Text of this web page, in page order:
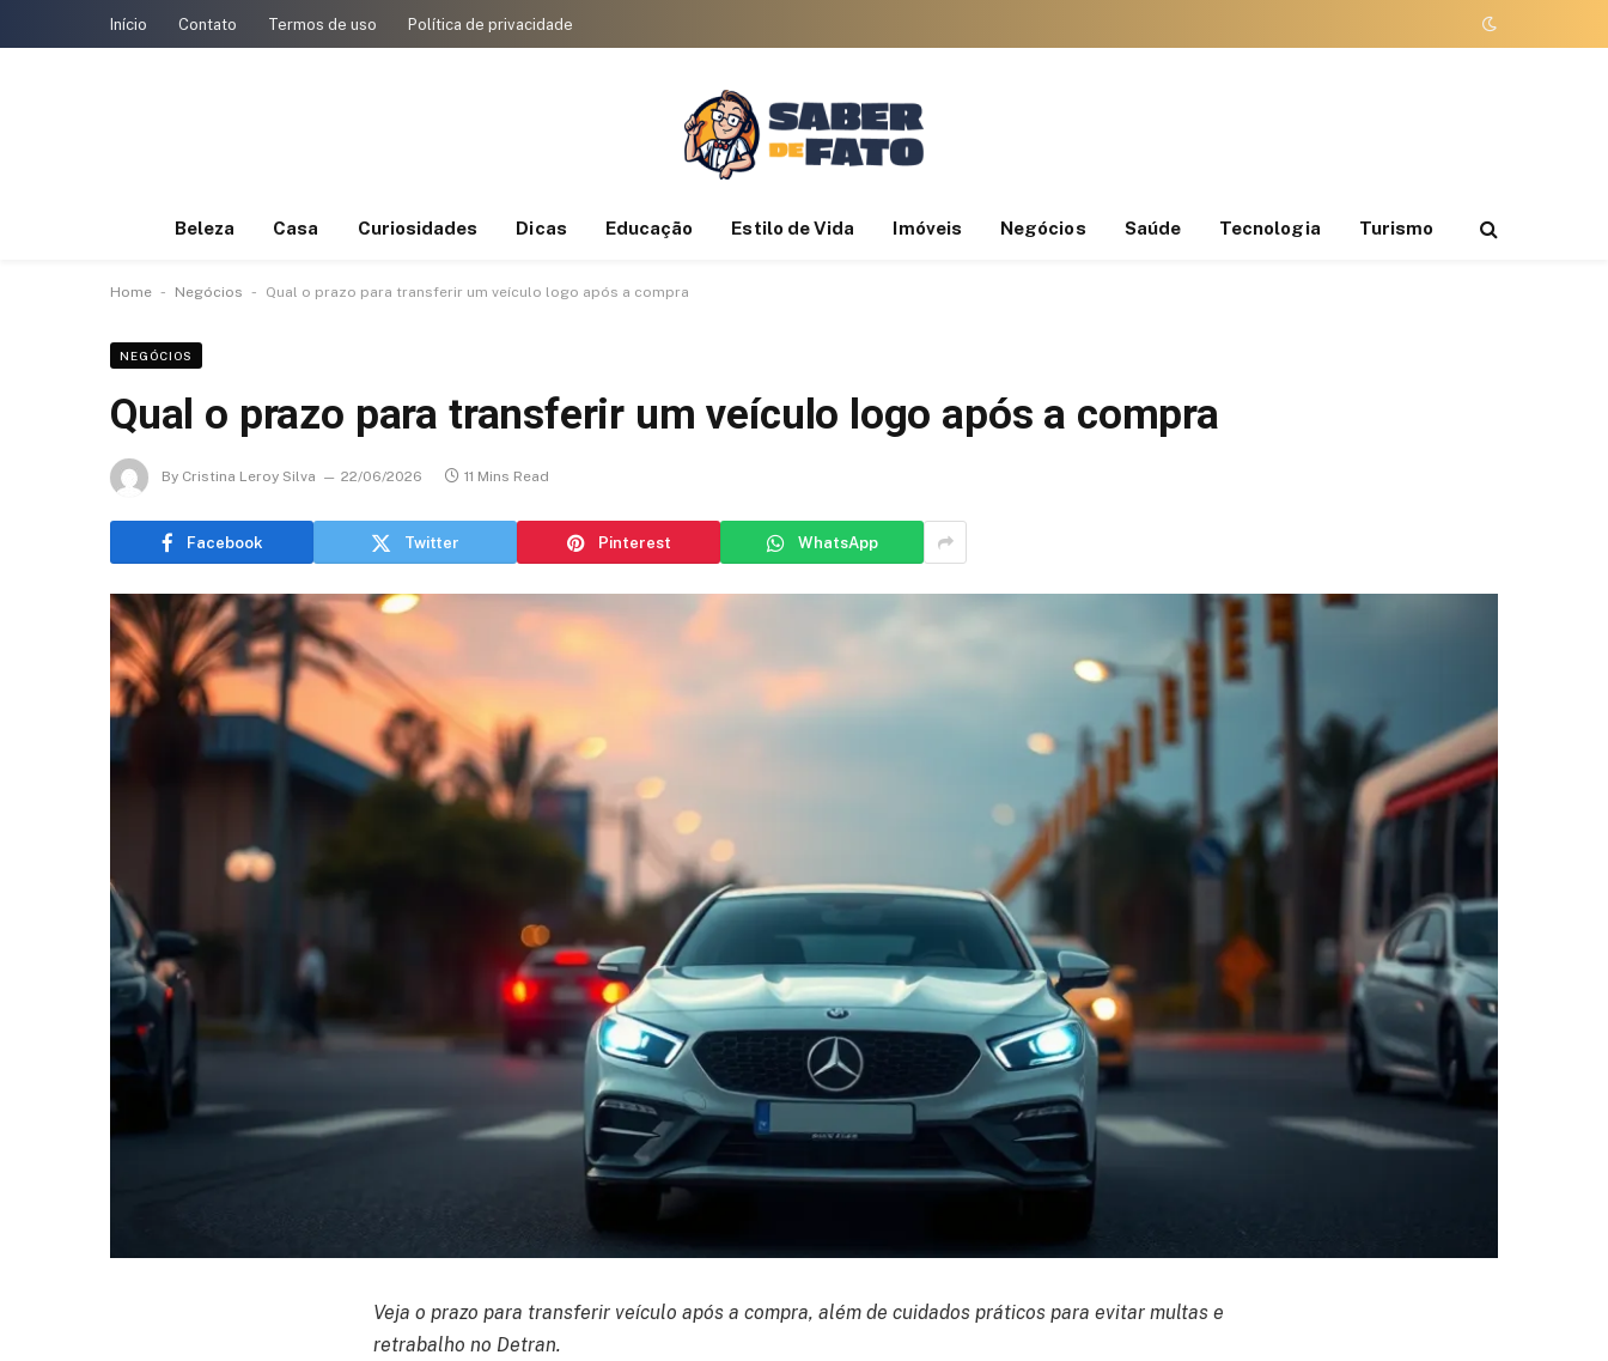
Início Contato Termos de uso Política de privacidade
Beleza Casa Curiosidades Dicas Educação Estilo de Vida Imóveis Negócios Saúde Tecnologia Turismo
Home - Negócios - Qual o prazo para transferir um veículo logo após a compra
NEGÓCIOS
Qual o prazo para transferir um veículo logo após a compra
By Cristina Leroy Silva 22/06/2026 11 Mins Read
Facebook Twitter Pinterest WhatsApp
Veja o prazo para transferir veículo após a compra, além de cuidados práticos para evitar multas e
retrabalho no Detran.